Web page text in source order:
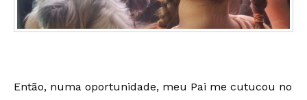
Então, numa oportunidade, meu Pai me cutucou no